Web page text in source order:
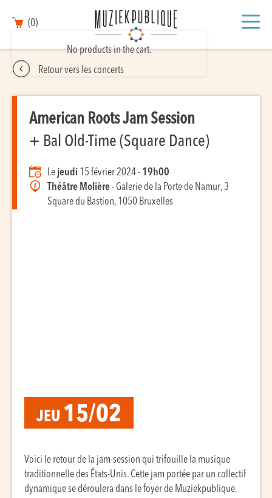
(0)
No products in the cart.
Retour vers les concerts
American Roots Jam Session
+ Bal Old-Time (Square Dance)
Le jeudi 15 février 2024 - 19h00
Théâtre Molière- Galerie de la Porte de Namur, 3
Square du Bastion, 1050 Bruxelles
JEU 15/02
Voici le retour de la jam-session qui trifouille la musique
traditionnelle des États-Unis. Cette jam portée par un collectif
dynamique se déroulera dans le foyer de Muziekpublique.